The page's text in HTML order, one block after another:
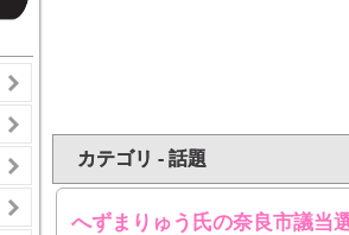
カテゴリ - 話題
へずまりゅう氏の奈良市議当